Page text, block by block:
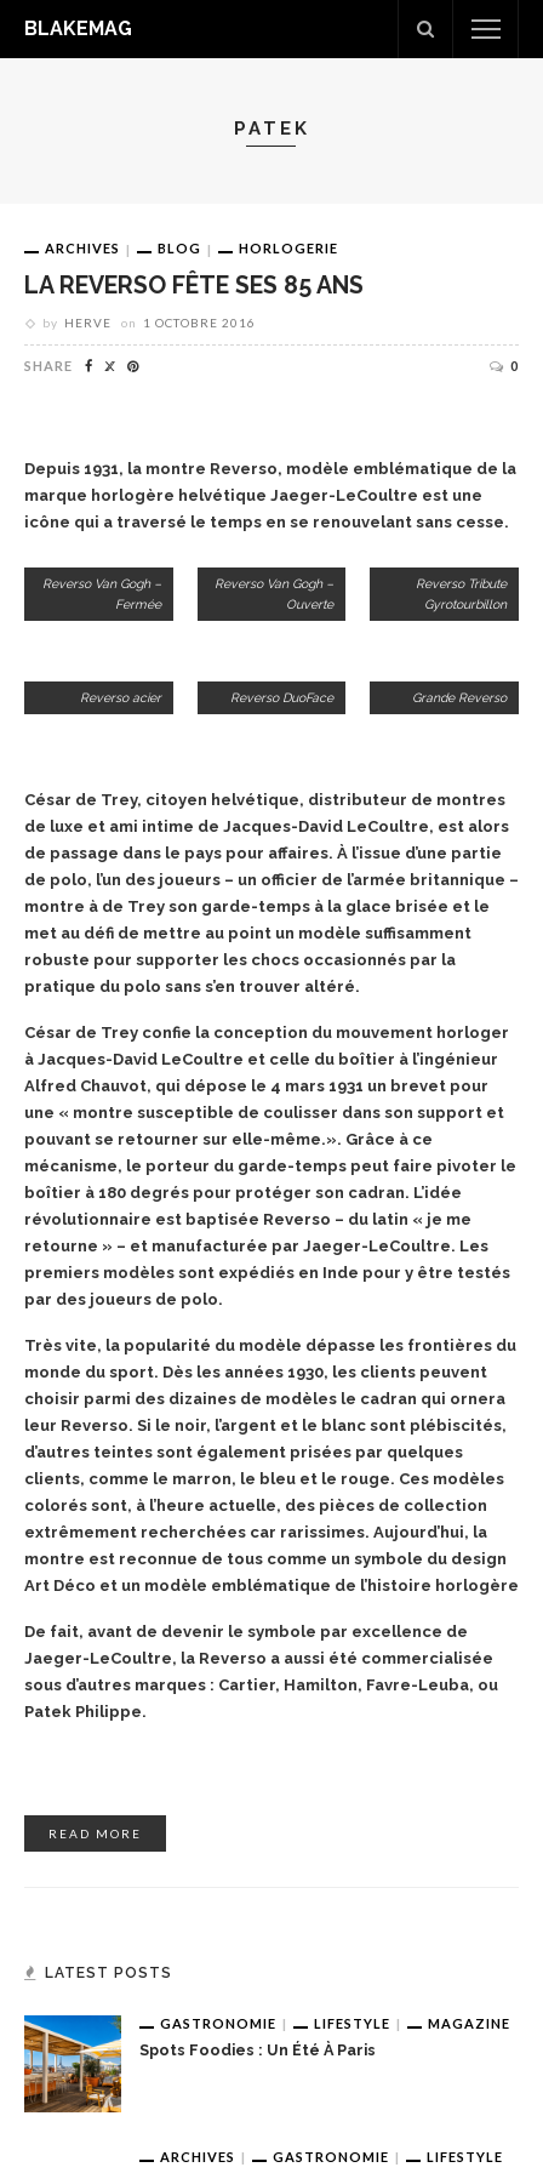
BLAKEMAG
PATEK
ARCHIVES BLOG HORLOGERIE
LA REVERSO FÊTE SES 85 ANS
by HERVE on 1 OCTOBRE 2016
SHARE 0
Depuis 1931, la montre Reverso, modèle emblématique de la
marque horlogère helvétique Jaeger-LeCoultre est une
icône qui a traversé le temps en se renouvelant sans cesse.
Reverso Van Gogh –
Fermée
Reverso Van Gogh –
Ouverte
Reverso Tribute
Gyrotourbillon
Reverso acier Reverso DuoFace Grande Reverso
César de Trey, citoyen helvétique, distributeur de montres
de luxe et ami intime de Jacques-David LeCoultre, est alors
de passage dans le pays pour affaires. À l’issue d’une partie
de polo, l’un des joueurs – un officier de l’armée britannique –
montre à de Trey son garde-temps à la glace brisée et le
met au défi de mettre au point un modèle suffisamment
robuste pour supporter les chocs occasionnés par la
pratique du polo sans s’en trouver altéré.
César de Trey confie la conception du mouvement horloger
à Jacques-David LeCoultre et celle du boîtier à l’ingénieur
Alfred Chauvot, qui dépose le 4 mars 1931 un brevet pour
une « montre susceptible de coulisser dans son support et
pouvant se retourner sur elle-même.». Grâce à ce
mécanisme, le porteur du garde-temps peut faire pivoter le
boîtier à 180 degrés pour protéger son cadran. L’idée
révolutionnaire est baptisée Reverso – du latin « je me
retourne » – et manufacturée par Jaeger-LeCoultre. Les
premiers modèles sont expédiés en Inde pour y être testés
par des joueurs de polo.
Très vite, la popularité du modèle dépasse les frontières du
monde du sport. Dès les années 1930, les clients peuvent
choisir parmi des dizaines de modèles le cadran qui ornera
leur Reverso. Si le noir, l’argent et le blanc sont plébiscités,
d’autres teintes sont également prisées par quelques
clients, comme le marron, le bleu et le rouge. Ces modèles
colorés sont, à l’heure actuelle, des pièces de collection
extrêmement recherchées car rarissimes. Aujourd’hui, la
montre est reconnue de tous comme un symbole du design
Art Déco et un modèle emblématique de l’histoire horlogère
De fait, avant de devenir le symbole par excellence de
Jaeger-LeCoultre, la Reverso a aussi été commercialisée
sous d’autres marques : Cartier, Hamilton, Favre-Leuba, ou
Patek Philippe.
READ MORE
LATEST POSTS
GASTRONOMIE LIFESTYLE MAGAZINE
Spots Foodies : Un Été À Paris
ARCHIVES GASTRONOMIE LIFESTYLE